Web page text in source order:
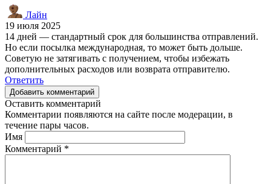
Лайн
19 июля 2025
14 дней — стандартный срок для большинства отправлений.
Но если посылка международная, то может быть дольше.
Советую не затягивать с получением, чтобы избежать
дополнительных расходов или возврата отправителю.
Ответить
Добавить комментарий
Оставить комментарий
Комментарии появляются на сайте после модерации, в
течение пары часов.
Имя
Комментарий *